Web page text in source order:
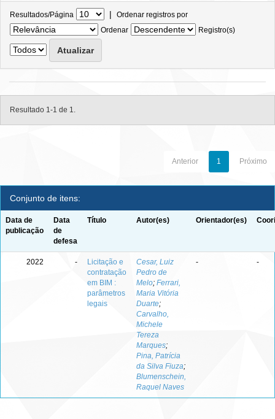
Resultados/Página | Ordenar registros por
Ordenar
Registro(s)
Resultado 1-1 de 1.
Anterior 1 Próximo
Conjunto de itens:
Data de
publicação
Data
de
defesa
Título Autor(es) Orientador(es)
2022 -
Licitação e
contratação
em BIM :
parâmetros
legais
Cesar, Luiz
Pedro de
Melo; Ferrari,
Maria Vitória
Duarte;
Carvalho,
Michele
Tereza
Marques;
Pina, Patrícia
da Silva Fiuza;
Blumenschein,
Raquel Naves
- -